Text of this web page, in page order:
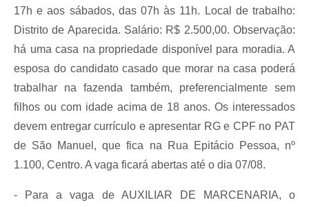
17h e aos sábados, das 07h às 11h. Local de trabalho:
Distrito de Aparecida. Salário: R$ 2.500,00. Observação:
há uma casa na propriedade disponível para moradia. A
esposa do candidato casado que morar na casa poderá
trabalhar na fazenda também, preferencialmente sem
filhos ou com idade acima de 18 anos. Os interessados
devem entregar currículo e apresentar RG e CPF no PAT
de São Manuel, que fica na Rua Epitácio Pessoa, nº
1.100, Centro. A vaga ficará abertas até o dia 07/08.
- Para a vaga de AUXILIAR DE MARCENARIA, o